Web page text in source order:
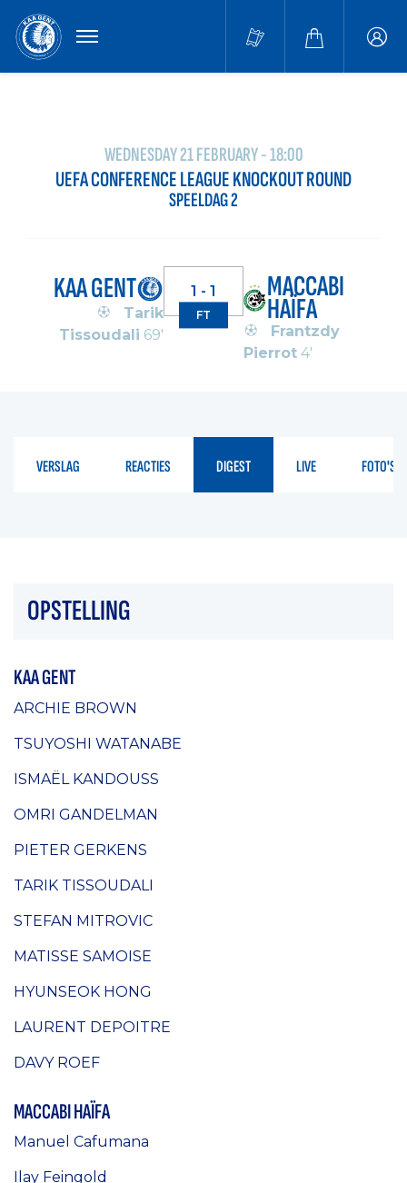
MENU
WEDNESDAY 21 FEBRUARY - 18:00
UEFA CONFERENCE LEAGUE KNOCKOUT ROUND
SPEELDAG 2
KAA GENT
Tarik
Tissoudali 69'
1 - 1
FT
MACCABI
HAÏFA
Frantzdy
Pierrot 4'
VERSLAG REACTIES DIGEST LIVE FOTO'S
OPSTELLING
KAA GENT
ARCHIE BROWN
TSUYOSHI WATANABE
ISMAËL KANDOUSS
OMRI GANDELMAN
PIETER GERKENS
TARIK TISSOUDALI
STEFAN MITROVIC
MATISSE SAMOISE
HYUNSEOK HONG
LAURENT DEPOITRE
DAVY ROEF
MACCABI HAÏFA
Manuel Cafumana
Ilay Feingold